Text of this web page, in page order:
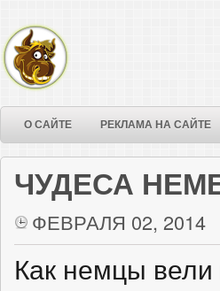
О САЙТЕ РЕКЛАМА НА САЙТЕ
ЧУДЕСА
ФЕВРАЛЯ 02, 2014
Как немцы вели